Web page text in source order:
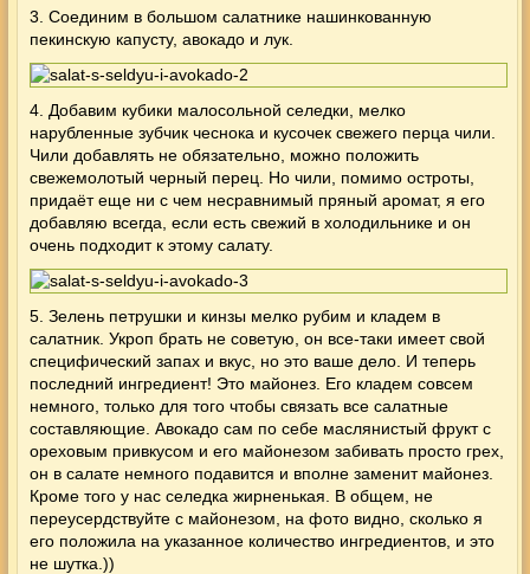
3. Соединим в большом салатнике нашинкованную
пекинскую капусту, авокадо и лук.
4. Добавим кубики малосольной селедки, мелко
нарубленные зубчик чеснока и кусочек свежего перца чили.
Чили добавлять не обязательно, можно положить
свежемолотый черный перец. Но чили, помимо остроты,
придаёт еще ни с чем несравнимый пряный аромат, я его
добавляю всегда, если есть свежий в холодильнике и он
очень подходит к этому салату.
5. Зелень петрушки и кинзы мелко рубим и кладем в
салатник. Укроп брать не советую, он все-таки имеет свой
специфический запах и вкус, но это ваше дело. И теперь
последний ингредиент! Это майонез. Его кладем совсем
немного, только для того чтобы связать все салатные
составляющие. Авокадо сам по себе маслянистый фрукт с
ореховым привкусом и его майонезом забивать просто грех,
он в салате немного подавится и вполне заменит майонез.
Кроме того у нас селедка жирненькая. В общем, не
переусердствуйте с майонезом, на фото видно, сколько я
его положила на указанное количество ингредиентов, и это
не шутка.))